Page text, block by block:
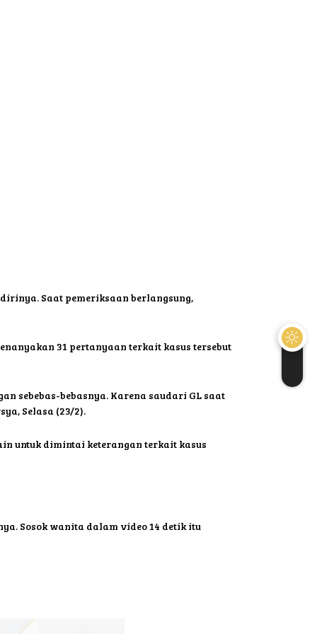
Saat pemeriksaan berlangsung,
31 pertanyaan terkait kasus tersebut
sebebas-bebasnya. Karena saudari GL saat
Selasa (23/2).
untuk dimintai keterangan terkait kasus
Sosok wanita dalam video 14 detik itu